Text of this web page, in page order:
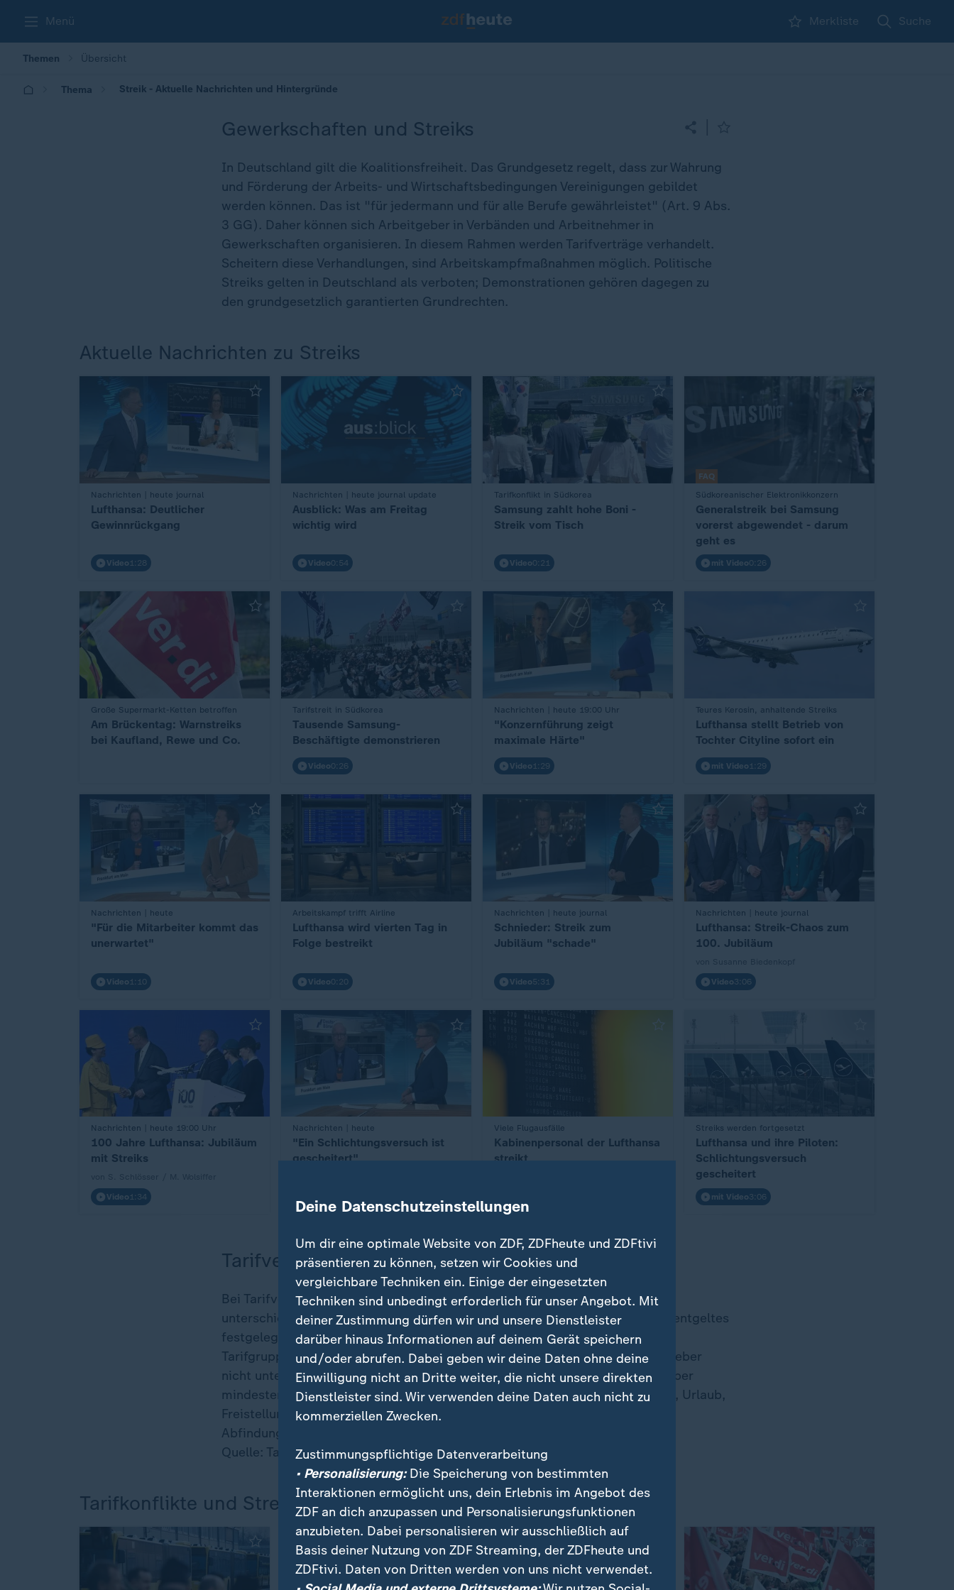
Menü Merkliste Suche
Themen Übersicht
Thema Streik - Aktuelle Nachrichten und Hintergründe
Gewerkschaften und Streiks
In Deutschland gilt die Koalitionsfreiheit. Das Grundgesetz regelt, dass zur Wahrung
und Förderung der Arbeits- und Wirtschaftsbedingungen Vereinigungen gebildet
werden können. Das ist "für jedermann und für alle Berufe gewährleistet" (Art. 9 Abs.
3 GG). Daher können sich Arbeitgeber in Verbänden und Arbeitnehmer in
Gewerkschaften organisieren. In diesem Rahmen werden Tarifverträge verhandelt.
Scheitern diese Verhandlungen, sind Arbeitskampfmaßnahmen möglich. Politische
Streiks gelten in Deutschland als verboten; Demonstrationen gehören dagegen zu
den grundgesetzlich garantierten Grundrechten.
Aktuelle Nachrichten zu Streiks
Nachrichten | heute journal
:
Lufthansa: Deutlicher
Gewinnrückgang
Video 1:28
Nachrichten | heute journal update
:
Ausblick: Was am Freitag
wichtig wird
Video0:54
Tarifkonflikt in Südkorea
:
Samsung zahlt hohe Boni -
Streik vom Tisch
Video0:21
FAQ
Südkoreanischer Elektronikkonzern
:
Generalstreik bei Samsung
vorerst abgewendet - darum
geht es
mit Video0:26
Große Supermarkt-Ketten betroffen
:
Am Brückentag: Warnstreiks
bei Kaufland, Rewe und Co.
Tarifstreit in Südkorea
:
Tausende Samsung-
Beschäftigte demonstrieren
Video0:26
Nachrichten | heute 19:00 Uhr
:
"Konzernführung zeigt
maximale Härte"
Video 1:29
Teures Kerosin, anhaltende Streiks
:
Lufthansa stellt Betrieb von
Tochter Cityline sofort ein
mit Video 1:29
Nachrichten | heute
:
"Für die Mitarbeiter kommt das
unerwartet"
Video 1:10
Arbeitskampf trifft Airline
:
Lufthansa wird vierten Tag in
Folge bestreikt
Video0:20
Nachrichten | heute journal
:
Schnieder: Streik zum
Jubiläum "schade"
Video5:31
Nachrichten | heute journal
:
Lufthansa: Streik-Chaos zum
100. Jubiläum
Video3:06
Nachrichten | heute 19:00 Uhr
:
100 Jahre Lufthansa: Jubiläum
mit Streiks
Video 1:34
Nachrichten | heute
:
"Ein Schlichtungsversuch ist
gescheitert"
Viele Flugausfälle
:
Kabinenpersonal der Lufthansa
streikt
Streiks werden fortgesetzt
:
Lufthansa und ihre Piloten:
Schlichtungsversuch
gescheitert
mit Video3:06
Tarifverträge
Bei Tarifverträgen werden Entgelttarifverträge und Manteltarifverträge
unterschieden. Im Lohn- bzw. Gehaltstarifvertrag wird die Höhe des Arbeitsentgeltes
festgelegt mit der Beschreibung von Tätigkeitsmerkmalen der einzelnen
Tarifgruppen. Das tarifliche Entgelt (Tariflohn, Tarifgehalt) darf vom Arbeitgeber
nicht unterschritten werden. Der Manteltarifvertrag ist ein Rahmenvertrag über
mindestens einzuhaltende Arbeitsbedingungen, z. B. über Wochenarbeitszeit, Urlaub,
Freistellungen, Fortbildungsmaßnahmen, Kündigungsfristen und
Abfindungsregelungen.
Quelle: Tarifverträge | bpb.de
Tarifkonflikte und Streiks
Deine Datenschutzeinstellungen
Um dir eine optimale Website von ZDF, ZDFheute und ZDFtivi
präsentieren zu können, setzen wir Cookies und
vergleichbare Techniken ein. Einige der eingesetzten
Techniken sind unbedingt erforderlich für unser Angebot. Mit
deiner Zustimmung dürfen wir und unsere Dienstleister
darüber hinaus Informationen auf deinem Gerät speichern
und/oder abrufen. Dabei geben wir deine Daten ohne deine
Einwilligung nicht an Dritte weiter, die nicht unsere direkten
Dienstleister sind. Wir verwenden deine Daten auch nicht zu
kommerziellen Zwecken.
Zustimmungspflichtige Datenverarbeitung
• Personalisierung:Die Speicherung von bestimmten
Interaktionen ermöglicht uns, dein Erlebnis im Angebot des
ZDF an dich anzupassen und Personalisierungsfunktionen
anzubieten. Dabei personalisieren wir ausschließlich auf
Basis deiner Nutzung von ZDF Streaming, der ZDFheute und
ZDFtivi. Daten von Dritten werden von uns nicht verwendet.